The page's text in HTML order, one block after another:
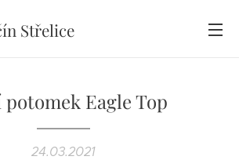
Střelice
potomek Eagle Top
24.03.2021